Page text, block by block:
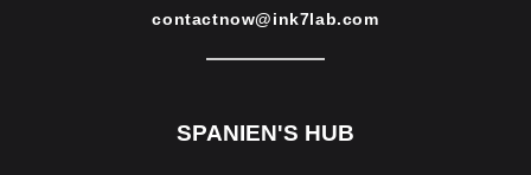
contactnow@ink7lab.com
SPANIEN'S HUB